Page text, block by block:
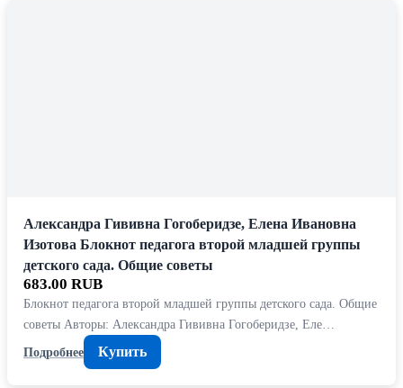
Александра Гививна Гогоберидзе, Елена Ивановна
Изотова Блокнот педагога второй младшей группы
детского сада. Общие советы
683.00 RUB
Блокнот педагога второй младшей группы детского сада. Общие
советы Авторы: Александра Гививна Гогоберидзе, Еле…
Подробнее
Купить